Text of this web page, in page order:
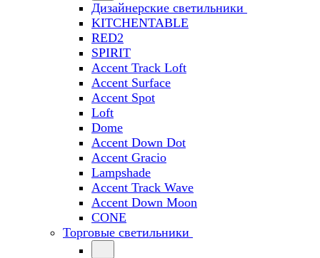
Дизайнерские светильники
KITCHENTABLE
RED2
SPIRIT
Accent Track Loft
Accent Surface
Accent Spot
Loft
Dome
Accent Down Dot
Accent Gracio
Lampshade
Accent Track Wave
Accent Down Moon
CONE
Торговые светильники